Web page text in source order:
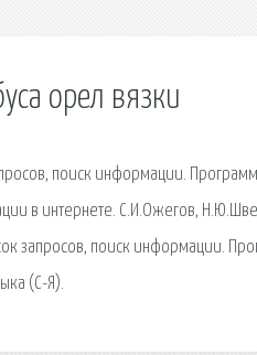
орел вязки
поиск информации.
в интернете. С.И.Ожегов,
запросов, поиск информации.
(С-Я).